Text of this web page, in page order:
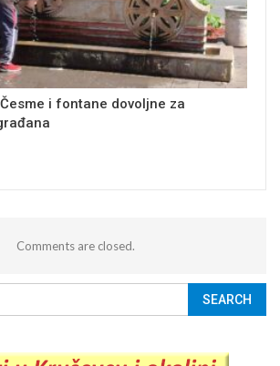
Česme i fontane dovoljne za
Comments are closed.